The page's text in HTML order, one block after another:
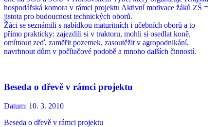
hospodářská komora v rámci projektu Aktivní motivace žáků ZŠ =
jistota pro budoucnost technických oborů.
Žáci se seznámili s nabídkou maturitních i učebních oborů a to
přímo prakticky: zajezdili si v traktoru, mohli si osedlat koně,
omítnout zeď, zaměřit pozemek, zasoutěžit v agropodnikání,
navrhnout dům v počítačové podobě a mnoho dalších činností.
Beseda o dřevě v rámci projektu
Datum: 10. 3. 2010
Beseda o dřevě v rámci projektu